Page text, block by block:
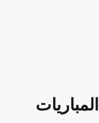
المباريات